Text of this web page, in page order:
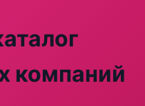
компаний